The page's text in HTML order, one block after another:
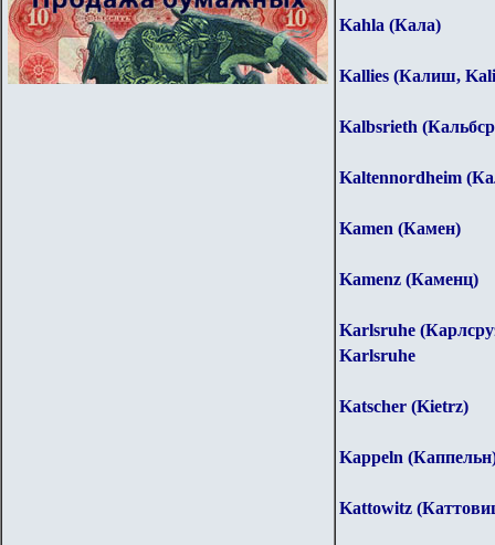
Kahla (Кала)
Kallies (Калиш,
Kalbsrieth
Kaltennordheim
Kamen (Камен)
Kamenz (Каменц)
Karlsruhe
Karlsruhe
Katscher (Kietrz)
Kappeln
Kattowitz